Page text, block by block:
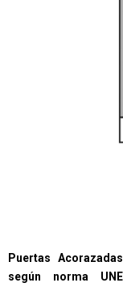
Puertas
según norma